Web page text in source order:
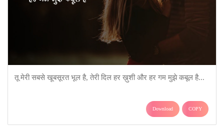
तू मेरी सबसे खूबसूरत भूल है, तेरी दिल हर ख़ुशी और हर गम मुझे कबूल है...
Download COPY